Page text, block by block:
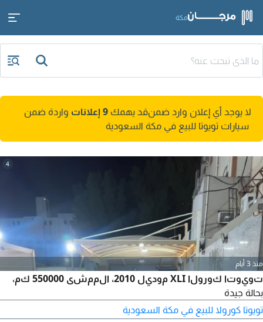
مكة
لا يوجد أي إعلان وارد ضمنقد يهمك 9 إعلانات
واردة ضمن
سيارات تويوتا للبيع في مكة السعودية
4
منذ 3 أيام
تويوتا كورولا XLI موديل 2010، الممشى 550000 كم،
بحالة جيدة
تويوتا كورولا للبيع في مكة السعودية